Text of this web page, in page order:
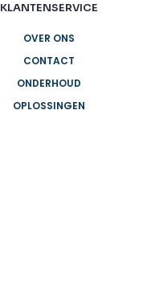
KLANTENSERVICE
OVER ONS
CONTACT
ONDERHOUD
OPLOSSINGEN